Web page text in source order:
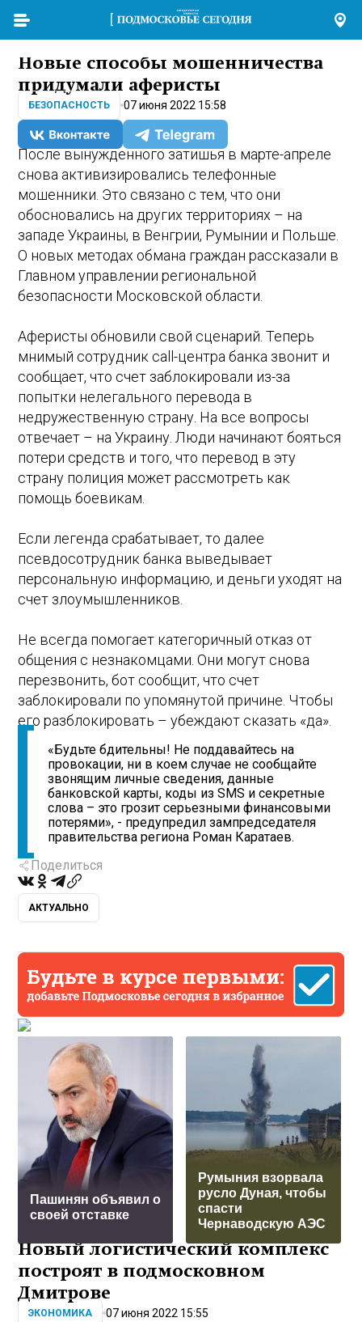
Новые способы мошенничества
придумали аферисты
БЕЗОПАСНОСТЬ 07 июня 2022 15:58
После вынужденного затишья в марте-апреле
снова активизировались телефонные
мошенники. Это связано с тем, что они
обосновались на других территориях – на
западе Украины, в Венгрии, Румынии и Польше.
О новых методах обмана граждан рассказали в
Главном управлении региональной
безопасности Московской области.
Аферисты обновили свой сценарий. Теперь
мнимый сотрудник call-центра банка звонит и
сообщает, что счет заблокировали из-за
попытки нелегального перевода в
недружественную страну. На все вопросы
отвечает – на Украину. Люди начинают бояться
потери средств и того, что перевод в эту
страну полиция может рассмотреть как
помощь боевикам.
Если легенда срабатывает, то далее
псевдосотрудник банка выведывает
персональную информацию, и деньги уходят на
счет злоумышленников.
Не всегда помогает категоричный отказ от
общения с незнакомцами. Они могут снова
перезвонить, бот сообщит, что счет
заблокировали по упомянутой причине. Чтобы
его разблокировать – убеждают сказать «да».
«Будьте бдительны! Не поддавайтесь на
провокации, ни в коем случае не сообщайте
звонящим личные сведения, данные
банковской карты, коды из SMS и секретные
слова – это грозит серьезными финансовыми
потерями», - предупредил зампредседателя
правительства региона Роман Каратаев.
Поделиться
АКТУАЛЬНО
Пашинян объявил о
своей отставке
Румыния взорвала
русло Дуная, чтобы
спасти
Чернаводскую АЭС
Новый логистический комплекс
построят в подмосковном
Дмитрове
ЭКОНОМИКА 07 июня 2022 15:55